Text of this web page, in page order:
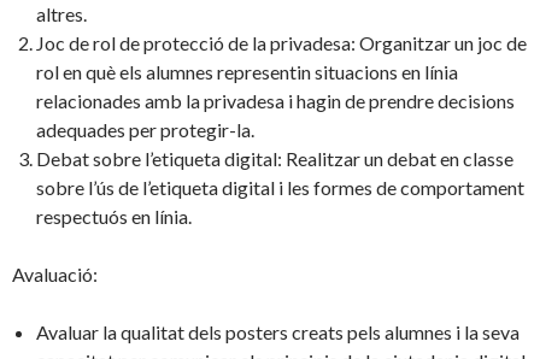
altres.
Joc de rol de protecció de la privadesa: Organitzar un joc de
rol en què els alumnes representin situacions en línia
relacionades amb la privadesa i hagin de prendre decisions
adequades per protegir-la.
Debat sobre l’etiqueta digital: Realitzar un debat en classe
sobre l’ús de l’etiqueta digital i les formes de comportament
respectuós en línia.
Avaluació:
Avaluar la qualitat dels posters creats pels alumnes i la seva